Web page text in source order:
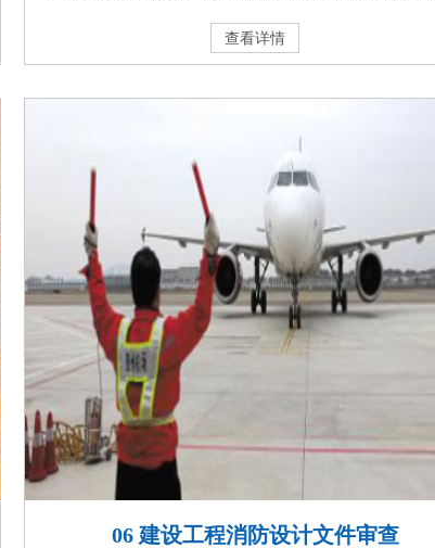
防安全责任制实施办法》第十六条第（三）点等规定，单
当委托第三方消防技术服务机构，依照广 东省住建厅实
行1次全面安全性能检测，保证电···
查看详情
06 建设工程消防设计文件审查